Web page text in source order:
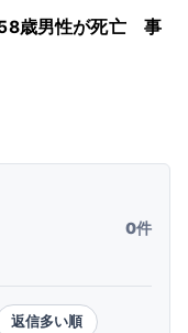
58歳男性が死亡 事
0件
返信多い順